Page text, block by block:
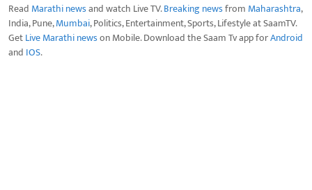
Read Marathi newsand watch Live TV.Breaking newsfrom Maharashtra,
India, Pune,Mumbai, Politics, Entertainment, Sports, Lifestyle at SaamTV.
GetLive Marathi newson Mobile. Download the Saam Tv app forAndroid
and IOS.